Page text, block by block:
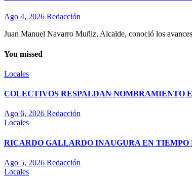
Ago 4, 2026 Redacción
Juan Manuel Navarro Muñiz, Alcalde, conoció los
You missed
Locales
COLECTIVOS RESPALDAN NOMBRAMIENTO
Ago 6, 2026 Redacción
Locales
RICARDO GALLARDO INAUGURA EN TIEMPO
Ago 5, 2026 Redacción
Locales